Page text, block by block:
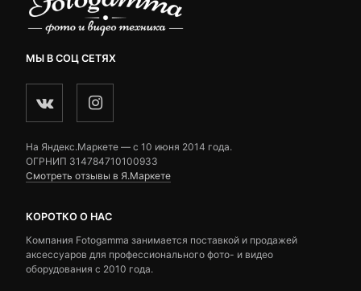
МЫ В СОЦ СЕТЯХ
На Яндекс.Маркете — c 10 июня 2014 года.
ОГРНИП 314784710100933
Смотреть отзывы в Я.Маркете
КОРОТКО О НАС
Компания Fotogamma занимается поставкой и продажей
аксессуаров для профессионального фото- и видео
оборудования с 2010 года.